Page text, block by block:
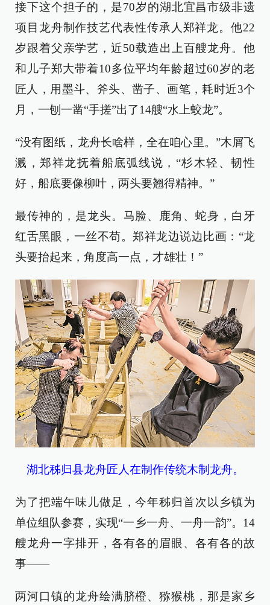
接下这个担子的，是70岁的湖北宜昌市级非遗
项目龙舟制作技艺代表性传承人郑祥龙。他22
岁跟着父亲学艺，近50载造出上百艘龙舟。他
和儿子郑大带着10多位平均年龄超过60岁的老
匠人，用墨斗、斧头、凿子、画笔，耗时近3个
月，一刨一凿“手搓”出了14艘“水上蛟龙”。
“没有图纸，龙舟长啥样，全在咱心里。”木屑飞
溅，郑祥龙抚着船底弧线说，“杉木轻、韧性
好，船底要像柳叶，两头要翘得精神。”
最传神的，是龙头。马脸、鹿角、蛇身，白牙
红舌黑眼，一丝不苟。郑祥龙边说边比画：“龙
头要抬起来，角度高一点，才雄壮！”
湖北秭归县龙舟匠人在制作传统木制龙舟。
为了把端午味儿做足，今年秭归首次以乡镇为
单位组队参赛，实现“一乡一舟、一舟一韵”。14
艘龙舟一字排开，各有各的眉眼、各有各的故
事——
两河口镇的龙舟绘满脐橙、猕猴桃，那是家乡